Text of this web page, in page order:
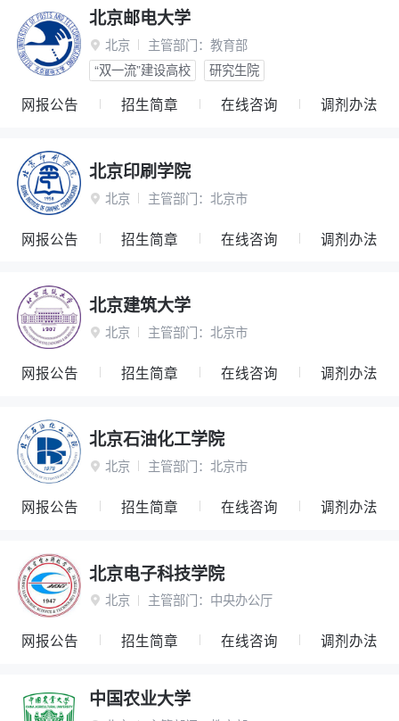
北京邮电大学
 北京 主管部门： 教育部
“双一流”建设高校
研究生院
网报公告 招生简章 在线咨询 调剂办法
北京印刷学院
 北京 主管部门： 北京市
网报公告 招生简章 在线咨询 调剂办法
北京建筑大学
 北京 主管部门： 北京市
网报公告 招生简章 在线咨询 调剂办法
北京石油化工学院
 北京 主管部门： 北京市
网报公告 招生简章 在线咨询 调剂办法
北京电子科技学院
 北京 主管部门： 中央办公厅
网报公告 招生简章 在线咨询 调剂办法
中国农业大学